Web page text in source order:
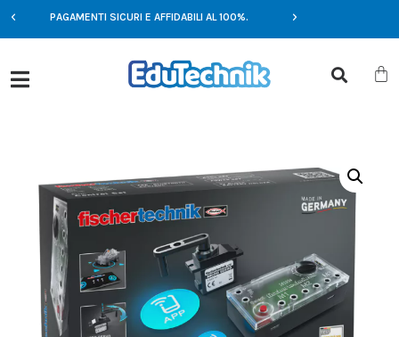
PAGAMENTI SICURI E AFFIDABILI AL 100%.